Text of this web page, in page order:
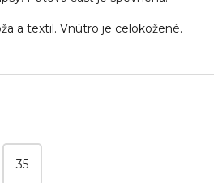
35
a textil. Vnútro je celokožené.